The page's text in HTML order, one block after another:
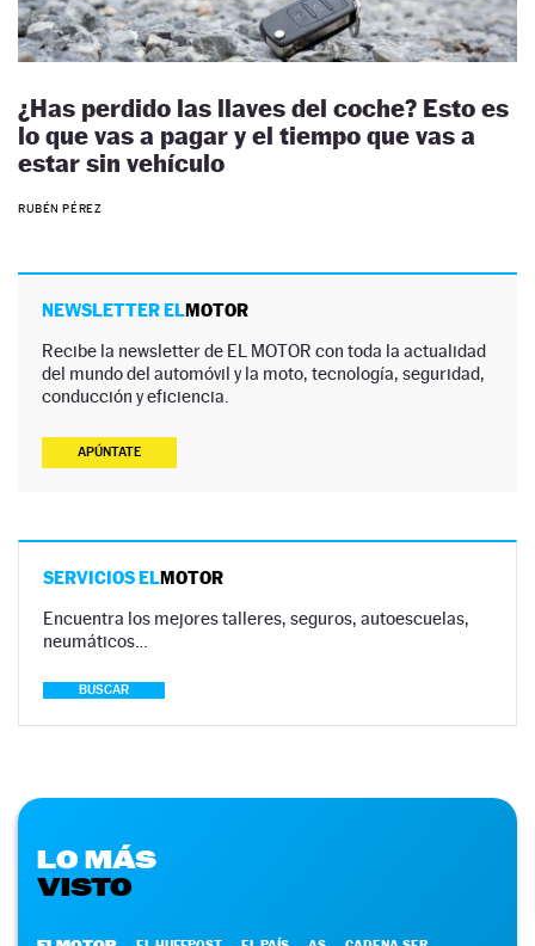
¿Has perdido las llaves del coche? Esto es
lo que vas a pagar y el tiempo que vas a
estar sin vehículo
RUBÉN PÉREZ
NEWSLETTER ELMOTOR
Recibe la newsletter de EL MOTOR con toda la actualidad
del mundo del automóvil y la moto, tecnología, seguridad,
conducción y eficiencia.
APÚNTATE
SERVICIOS ELMOTOR
Encuentra los mejores talleres, seguros, autoescuelas,
neumáticos…
BUSCAR
LO MÁS
VISTO